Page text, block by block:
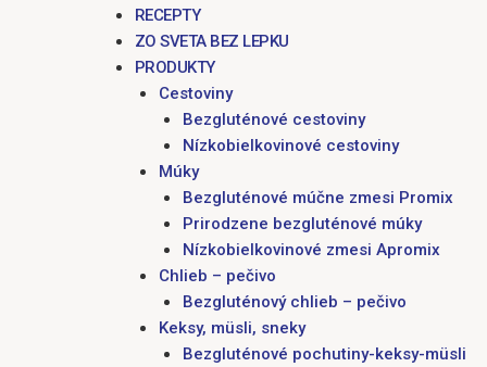
RECEPTY
ZO SVETA BEZ LEPKU
PRODUKTY
Cestoviny
Bezgluténové cestoviny
Nízkobielkovinové cestoviny
Múky
Bezgluténové múčne zmesi Promix
Prirodzene bezgluténové múky
Nízkobielkovinové zmesi Apromix
Chlieb – pečivo
Bezgluténový chlieb – pečivo
Keksy, müsli, sneky
Bezgluténové pochutiny-keksy-müsli